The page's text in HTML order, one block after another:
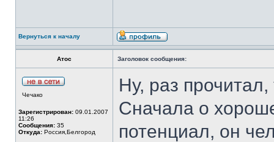
Вернуться к началу
Атос Заголовок сообщения:
Чечако
Зарегистрирован: 09.01.2007
11:26
Сообщения: 35
Откуда: Россия,Белгород
Ну, раз
Сначала о
потенциал, он